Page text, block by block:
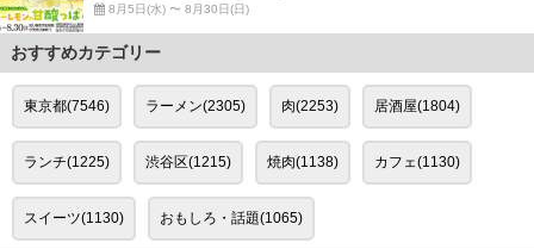
8月5日(水) 〜 8月30日(日)
おすすめカテゴリー
東京都(7546) ラーメン(2305) 肉(2253) 居酒屋(1804)
ランチ(1225) 渋谷区(1215) 焼肉(1138) カフェ(1130)
スイーツ(1130) おもしろ・話題(1065)